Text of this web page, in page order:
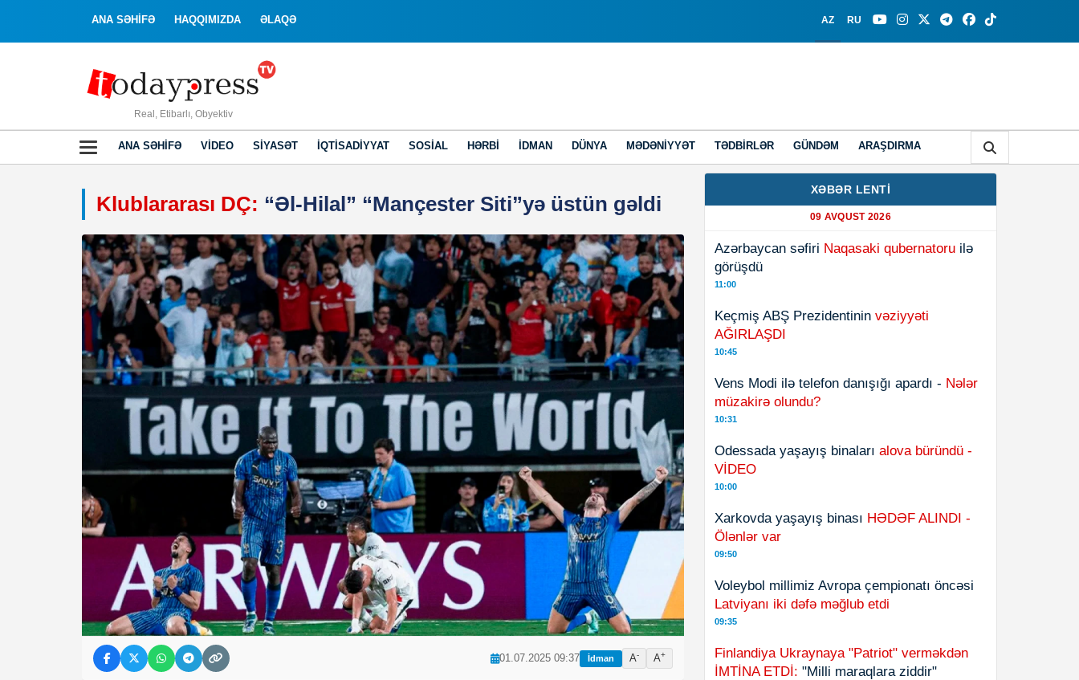
ANA SƏHİFƏ HAQQIMIZDA ƏLAQƏ AZ RU
Real, Etibarlı, Obyektiv
ANA SƏHIFƏ VIDEO SIYASƏT İQTISADIYYAT SOSIAL HƏRBI İDMAN DÜNYA MƏDƏNIYYƏT TƏDBIRLƏR GÜNDƏM ARAŞDIRMA
Klublararası DÇ: “Əl-Hilal” “Mançester Siti”yə üstün gəldi
01.07.2025 09:37 İdman A- A+
XƏBƏR LENTİ
09 AVQUST 2026
Azərbaycan səfiri Naqasaki qubernatoru ilə
görüşdü
11:00
Keçmiş ABŞ Prezidentinin vəziyyəti
AĞIRLAŞDI
10:45
Vens Modi ilə telefon danışığı apardı - Nələr
müzakirə olundu?
10:31
Odessada yaşayış binaları alova büründü -
VİDEO
10:00
Xarkovda yaşayış binası HƏDƏF ALINDI -
Ölənlər var
09:50
Voleybol millimiz Avropa çempionatı öncəsi
Latviyanı iki dəfə məğlub etdi
09:35
Finlandiya Ukraynaya "Patriot" verməkdən
İMTİNA ETDİ: "Milli maraqlara ziddir"